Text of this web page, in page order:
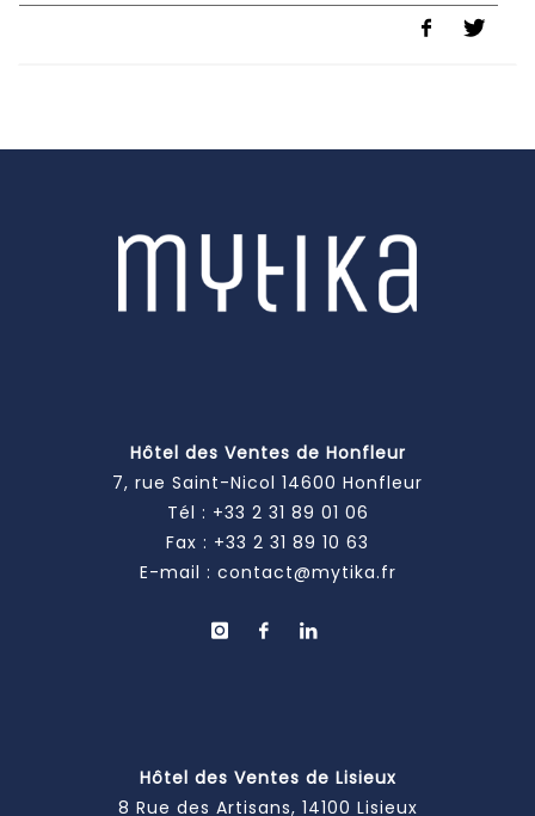
Hôtel des Ventes de Honfleur
7, rue Saint-Nicol 14600 Honfleur
Tél : +33 2 31 89 01 06
Fax : +33 2 31 89 10 63
E-mail : contact@mytika.fr
Hôtel des Ventes de Lisieux
8 Rue des Artisans, 14100 Lisieux